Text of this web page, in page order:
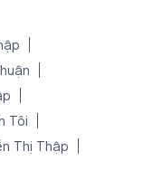
Tôi
Thị Thập